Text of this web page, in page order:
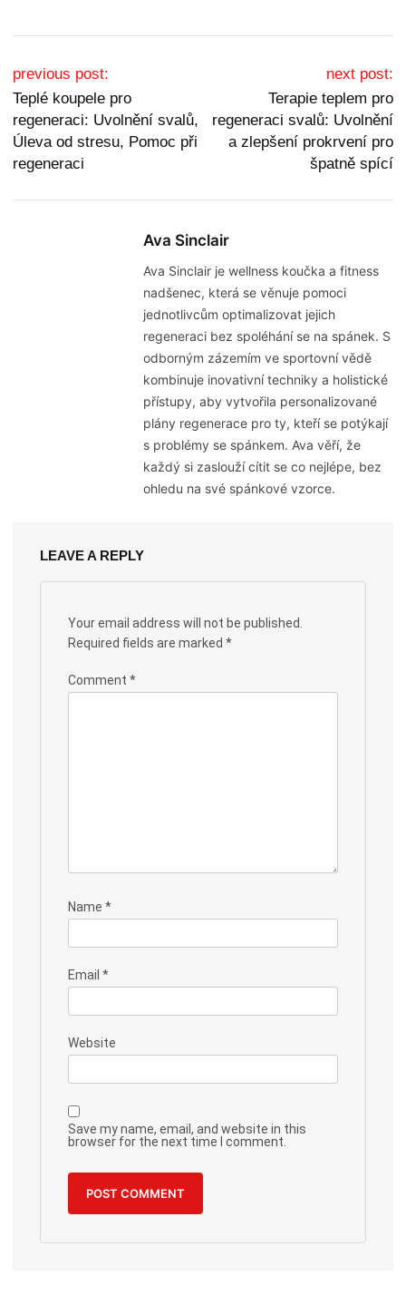
Post navigation
previous post:
Teplé koupele pro
regeneraci: Uvolnění svalů,
Úleva od stresu, Pomoc při
regeneraci
next post:
Terapie teplem pro
regeneraci svalů: Uvolnění
a zlepšení prokrvení pro
špatně spící
Ava Sinclair
Ava Sinclair je wellness koučka a fitness
nadšenec, která se věnuje pomoci
jednotlivcům optimalizovat jejich
regeneraci bez spoléhání se na spánek. S
odborným zázemím ve sportovní vědě
kombinuje inovativní techniky a holistické
přístupy, aby vytvořila personalizované
plány regenerace pro ty, kteří se potýkají
s problémy se spánkem. Ava věří, že
každý si zaslouží cítit se co nejlépe, bez
ohledu na své spánkové vzorce.
LEAVE A REPLY
Your email address will not be published.
Required fields are marked *
Comment *
Name *
Email *
Website
Save my name, email, and website in this
browser for the next time I comment.